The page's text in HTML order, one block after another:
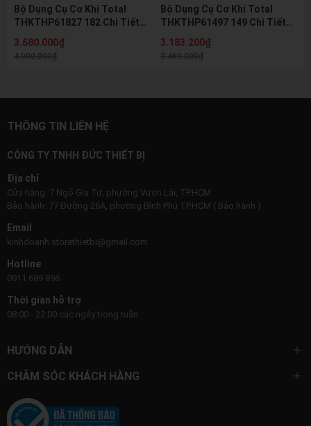
Bộ Dụng Cụ Cơ Khí Total
THKTHP61827 182 Chi Tiết
Chuyên Nghiệp
3.680.000₫
4.000.000₫
Bộ Dụng Cụ Cơ Khí Total
THKTHP61497 149 Chi Tiết
Chuyên Nghiệp
3.183.200₫
3.460.000₫
THÔNG TIN LIÊN HỆ
CÔNG TY TNHH ĐỨC THIẾT BỊ
Địa chỉ
Cửa hàng: 7 Ngô Gia Tự, phường Vườn Lài, TP.HCM
Bảo hành: 77 Đường 26A, phường Bình Phú TP.HCM ( Bảo hành )
Email
kinhdoanh.storethietbi@gmail.com
Hotline
0911 689 896
Thời gian hỗ trợ
08:00 - 22:00 các ngày trong tuần
HƯỚNG DẪN
CHĂM SÓC KHÁCH HÀNG